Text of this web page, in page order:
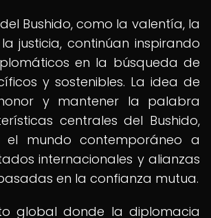
Bushido, como la valentía, la
justicia, continúan inspirando
en la búsqueda de
y sostenibles. La idea de
y mantener la palabra
centrales del Bushido,
el mundo contemporáneo a
internacionales y alianzas
en la confianza mutua.
global donde la diplomacia